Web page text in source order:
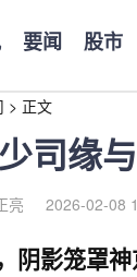
要闻 股市
> 正文
司缘
亮 2026-02-08
阴影笼罩